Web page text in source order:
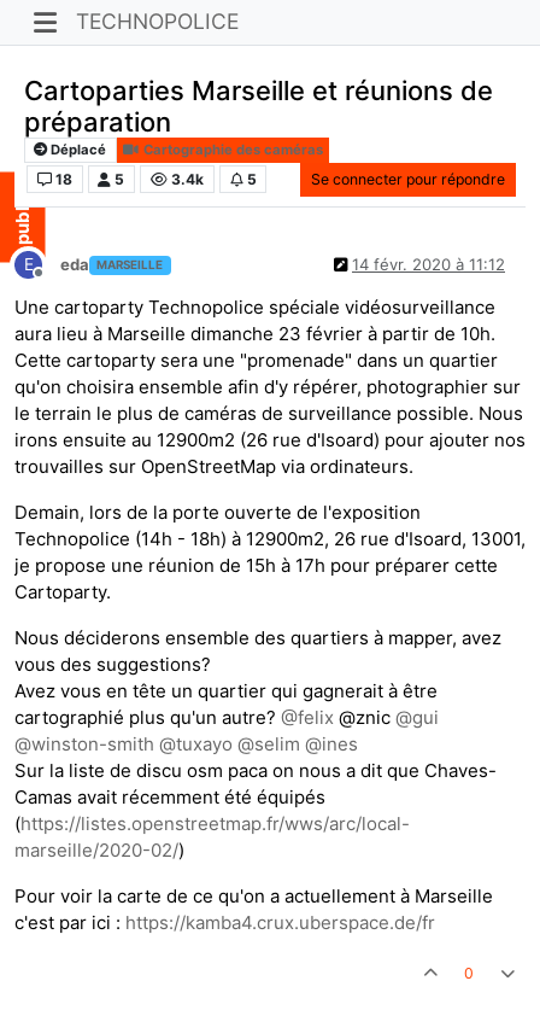
TECHNOPOLICE
Cartoparties Marseille et réunions de
préparation
Déplacé Cartographie des caméras
18 5 3.4k 5 Se connecter pour répondre
E
Hors-ligne
eda MARSEILLE 14 févr. 2020 à 11:12
Une cartoparty Technopolice spéciale vidéosurveillance
aura lieu à Marseille dimanche 23 février à partir de 10h.
Cette cartoparty sera une "promenade" dans un quartier
qu'on choisira ensemble afin d'y répérer, photographier sur
le terrain le plus de caméras de surveillance possible. Nous
irons ensuite au 12900m2 (26 rue d'Isoard) pour ajouter nos
trouvailles sur OpenStreetMap via ordinateurs.
Demain, lors de la porte ouverte de l'exposition
Technopolice (14h - 18h) à 12900m2, 26 rue d'Isoard, 13001,
je propose une réunion de 15h à 17h pour préparer cette
Cartoparty.
Nous déciderons ensemble des quartiers à mapper, avez
vous des suggestions?
Avez vous en tête un quartier qui gagnerait à être
cartographié plus qu'un autre? @felix @znic @gui
@winston-smith @tuxayo @selim @ines
Sur la liste de discu osm paca on nous a dit que Chaves-
Camas avait récemment été équipés
(https://listes.openstreetmap.fr/wws/arc/local-
marseille/2020-02/)
Pour voir la carte de ce qu'on a actuellement à Marseille
c'est par ici : https://kamba4.crux.uberspace.de/fr
0